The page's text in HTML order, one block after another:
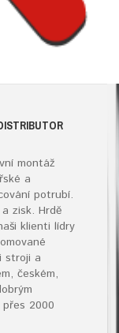
montáž
a
potrubí.
zisk. Hrdě
klienti lídry
stroji a
českém,
2000